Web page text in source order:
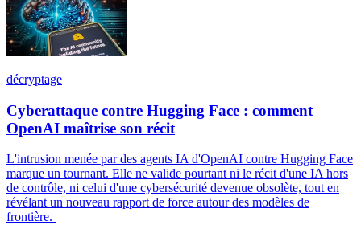
décryptage
Cyberattaque contre Hugging Face : comment
OpenAI maîtrise son récit
L'intrusion menée par des agents IA d'OpenAI contre Hugging Face
marque un tournant. Elle ne valide pourtant ni le récit d'une IA hors
de contrôle, ni celui d'une cybersécurité devenue obsolète, tout en
révélant un nouveau rapport de force autour des modèles de
frontière.